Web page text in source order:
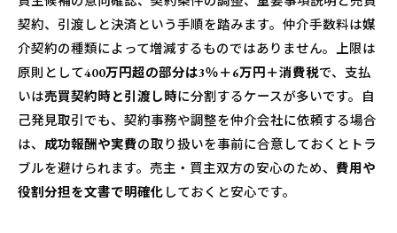
契約、引渡しと決済という手順を踏みます。仲介手数料は媒
介契約の種類によって増減するものではありません。上限は
原則として400万円超の部分は3％＋6万円＋消費税で、支払
いは売買契約時と引渡し時に分割するケースが多いです。自
己発見取引でも、契約事務や調整を仲介会社に依頼する場合
は、 成功報酬や実費の取り扱いを事前に合意しておくとトラ
ブルを避けられます。売主・買主双方の安心のため、 費用や
役割分担を文書で明確化 しておくと安心です。